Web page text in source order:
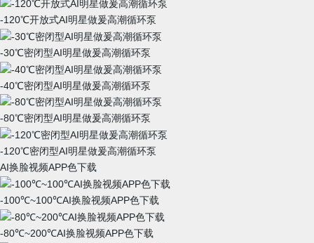
-120℃开放式AI明星做爰高潮循环泵
-30℃密闭型AI明星做爰高潮循环泵
-40℃密闭型AI明星做爰高潮循环泵
-80℃密闭型AI明星做爰高潮循环泵
-120℃密闭型AI明星做爰高潮循环泵
AI换脸视频APP色下载
-100℃~100℃AI换脸视频APP色下载
-80℃~200℃AI换脸视频APP色下载